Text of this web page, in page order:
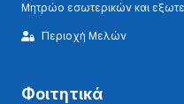
Μητρώο εσωτερικών και
Περιοχή Μελών
Φοιτητικά